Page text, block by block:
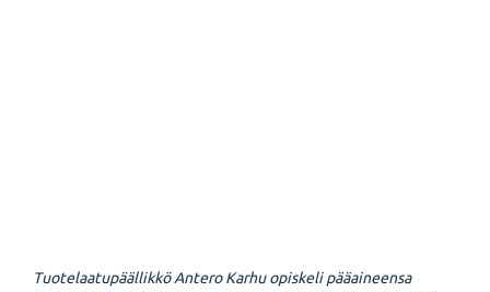
Tuotelaatupäällikkö Antero Karhu opiskeli pääaineensa